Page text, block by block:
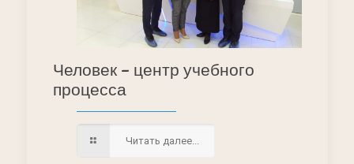
Человек – центр учебного
процесса
Читать далее...